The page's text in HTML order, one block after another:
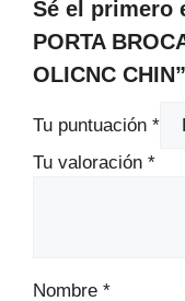
Sé el primero
PORTA
OLICNC CHIN”
Tu puntuación *
Tu valoración *
Nombre *